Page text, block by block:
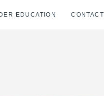
EDUCATION CONTACT